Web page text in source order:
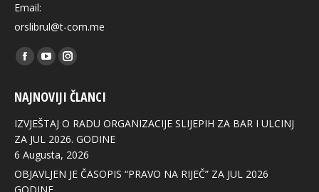
Email:
orslibrul@t-com.me
Find us on:
Facebook
opens
in
new
window
YouTube
opens
in
new
window
Instagram
opens
in
new
window
NAJNOVIJI ČLANCI
IZVJEŠTAJ O RADU ORGANIZACIJE SLIJEPIH ZA BAR I ULCINJ
ZA JUL 2026. GODINE
6 Augusta, 2026
OBJAVLJEN JE ČASOPIS “PRAVO NA RIJEČ” ZA JUL 2026